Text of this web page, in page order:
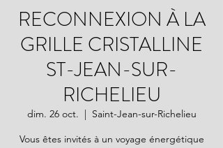
RECONNEXION À LA
GRILLE CRISTALLINE
ST-JEAN-SUR-
RICHELIEU
dim. 26 oct.
  |
Saint-Jean-sur-Richelieu
Vous êtes invités à un voyage énergétique